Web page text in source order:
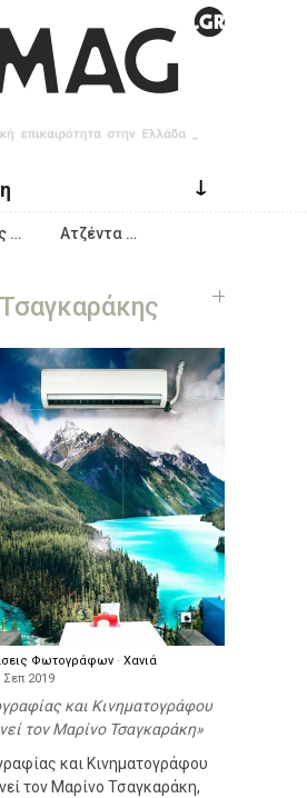
περιεχόμενο
↓
… Ατζέντα …
Φωτογράφων · Χανιά
Σεπ 2019
και Κινηματογράφου
τον Μαρίνο Τσαγκαράκη
και Κινηματογράφου
τον Μαρίνο Τσαγκαράκη,